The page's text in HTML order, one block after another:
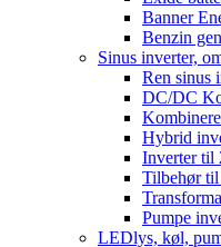
Banner
Benzin
Sinus inverter,
Ren sinus
DC/DC
Hybrid
Inverter til
Tilbehør
Pumpe
LEDlys, køl,